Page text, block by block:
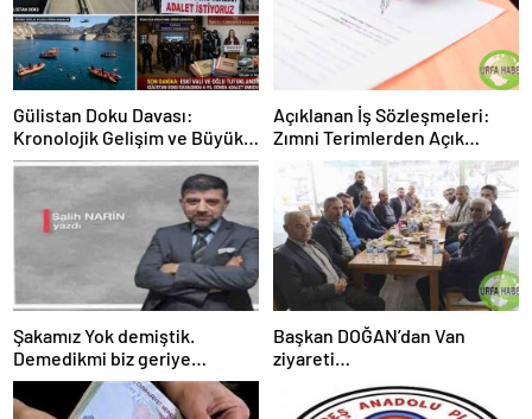
Gülistan Doku Davası:
Kronolojik Gelişim ve Büyük
Kırılma
Açıklanan İş Sözleşmeleri:
Zımni Terimlerden Açık
Anlaşmalara
Şakamız Yok demiştik.
Demedikmi biz geriye
dönersek
Başkan DOĞAN’dan Van
ziyareti…